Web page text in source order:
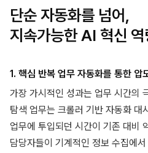
단순 자동화를 넘어,
지속가능한 AI 혁신
1. 핵심 반복 업무 자동화를 통한 압
가장 가시적인 성과는 업무 시간의
탐색 업무는 크롤러 기반 자동화 대
업무에 투입되던 시간이 기존 대비
담당자들이 기계적인 정보 수집에